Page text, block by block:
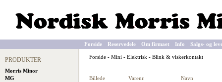
Forside Reservedele Om firmaet Info Salgs- og
PRODUKTER
Morris Minor
MG
Forside - Mini - Elektrisk - Blink & viskerkontakt
Billede Varenr. Navn